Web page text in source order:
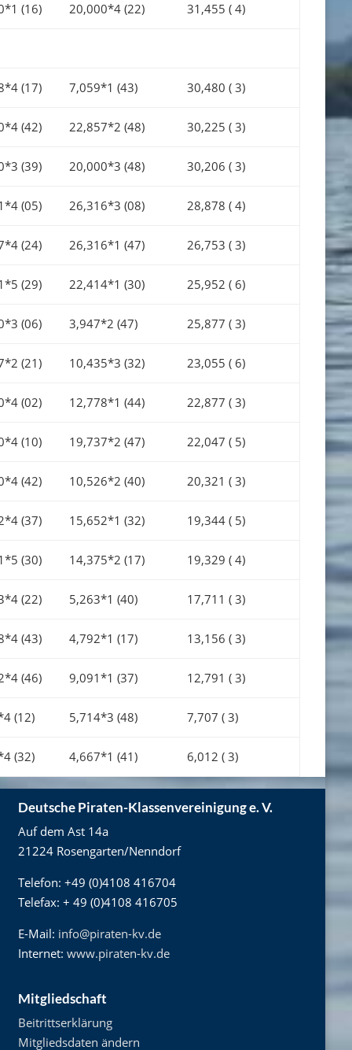
(16) 20,000*4 (22) 31,455 ( 4)
(17) 7,059*1 (43) 30,480 ( 3)
(42) 22,857*2 (48) 30,225 ( 3)
(39) 20,000*3 (48) 30,206 ( 3)
(05) 26,316*3 (08) 28,878 ( 4)
(24) 26,316*1 (47) 26,753 ( 3)
(29) 22,414*1 (30) 25,952 ( 6)
(06) 3,947*2 (47) 25,877 ( 3)
(21) 10,435*3 (32) 23,055 ( 6)
(02) 12,778*1 (44) 22,877 ( 3)
(10) 19,737*2 (47) 22,047 ( 5)
(42) 10,526*2 (40) 20,321 ( 3)
(37) 15,652*1 (32) 19,344 ( 5)
(30) 14,375*2 (17) 19,329 ( 4)
(22) 5,263*1 (40) 17,711 ( 3)
(43) 4,792*1 (17) 13,156 ( 3)
(46) 9,091*1 (37) 12,791 ( 3)
(12) 5,714*3 (48) 7,707 ( 3)
(32) 4,667*1 (41) 6,012 ( 3)
Deutsche Piraten-Klassenvereinigung e. V.
Auf dem Ast 14a
21224 Rosengarten/Nenndorf
Telefon: +49 (0)4108 416704
Telefax: + 49 (0)4108 416705
E-Mail: info@piraten-kv.de
Internet: www.piraten-kv.de
Mitgliedschaft
Beitrittserklärung
Mitgliedsdaten ändern